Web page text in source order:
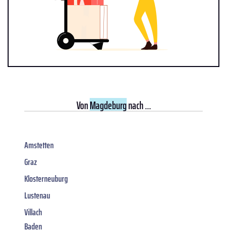
VonMagdeburgnach ...
Amstetten
Graz
Klosterneuburg
Lustenau
Villach
Baden